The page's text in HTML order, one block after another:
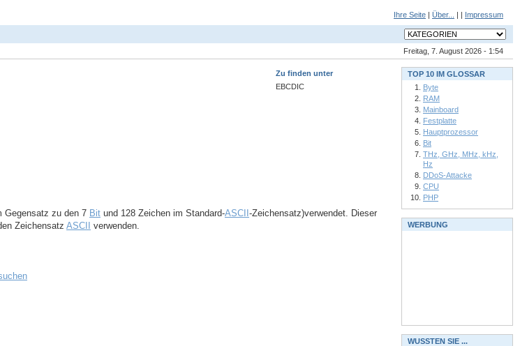
Ihre Seite | Über... | | Impressum
Freitag, 7. August 2026 - 1:54
Zu finden unter
EBCDIC
Gegensatz zu den 7 Bit und 128 Zeichen im Standard-ASCII -Zeichensatz)verwendet. Dieser
Zeichensatz ASCII verwenden.
TOP 10 IM GLOSSAR
Byte
RAM
Mainboard
Festplatte
Hauptprozessor
Bit
THz, GHz, MHz, kHz,
Hz
DDoS-Attacke
CPU
PHP
WERBUNG
WUSSTEN SIE ...